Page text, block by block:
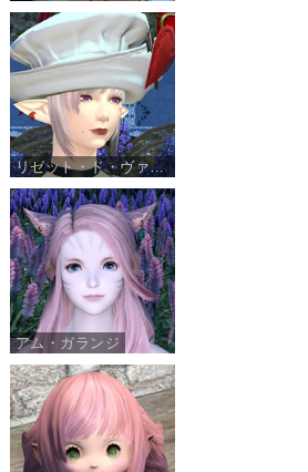
リゼット・ド・ヴァレンティオン
アム・ガランジ